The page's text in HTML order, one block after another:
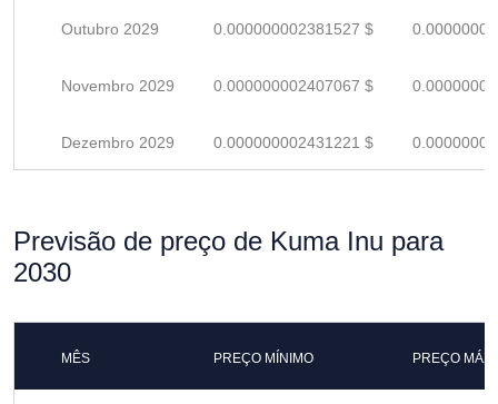
Outubro 2029 0.000000002381527 $
Novembro 2029 0.000000002407067 $
Dezembro 2029 0.000000002431221 $
Previsão de preço de Kuma Inu para
2030
MÊS PREÇO MÍNIMO PREÇO